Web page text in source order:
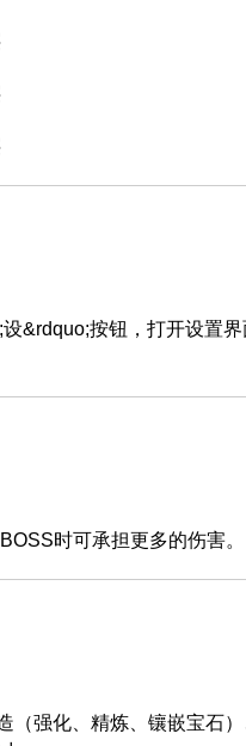
按钮，打开设置界
时可承担更多的伤害。
强化、精炼、镶嵌宝石）